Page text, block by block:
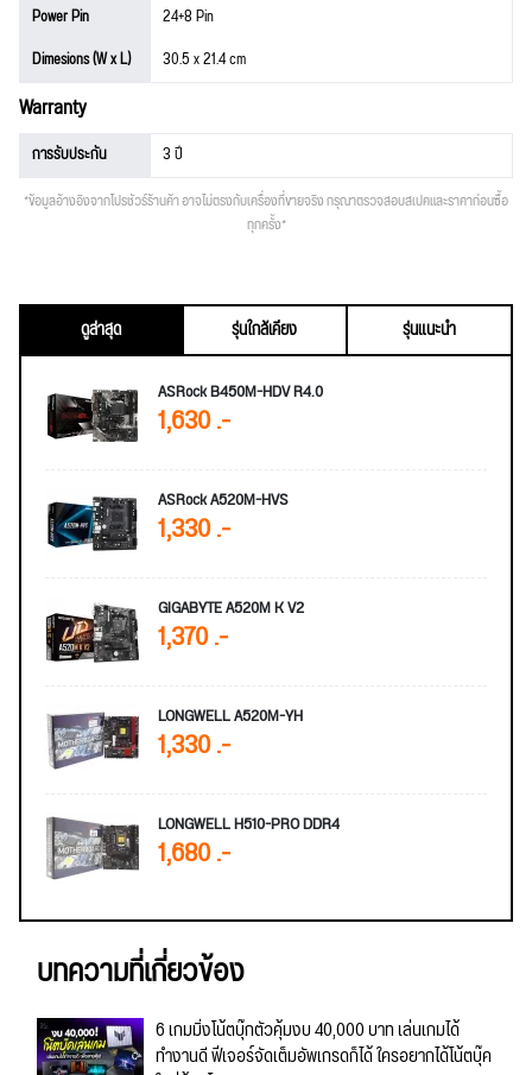
Power Pin
24+8 Pin
Dimesions (W x L)
30.5 x 21.4 cm
Warranty
การรับประกัน 3 ปี
*ข้อมูลอ้างอิงจากโปรชัวร์ร้านค้า อาจไม่ตรงกับเครื่องที่ขายจริง กรุณาตรวจสอบสเปคและราคาก่อนซื้อ
ทุกครั้ง*
ดูล่าสุด รุ่นใกล้เคียง
รุ่นแนะนำ
ASRock B450M-HDV R4.0
1,630 .-
ASRock A520M-HVS
1,330 .-
GIGABYTE A520M K V2
1,370 .-
LONGWELL A520M-YH
1,330 .-
LONGWELL H510-PRO DDR4
1,680 .-
บทความที่เกี่ยวข้อง
6 เกมมิ่งโน้ตบุ๊กตัวคุ้มงบ 40,000 บาท เล่นเกมได้
ทำงานดี ฟีเจอร์จัดเต็มอัพเกรดก็ได้ ใครอยากได้โน้ตบุ๊ค